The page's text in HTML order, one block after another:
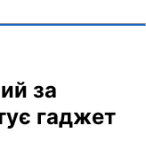
за
гаджет